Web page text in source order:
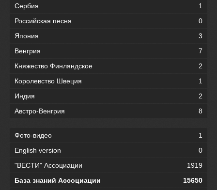
Сербия
1
Российская песня
0
Япония
3
Венгрия
7
Княжество Финляндское
2
Королевство Швеция
1
Индия
2
Австро-Венгрия
8
Фото-видео
1
English version
0
"ВЕСТИ" Ассоциации
1919
База знаний Ассоциации
15650